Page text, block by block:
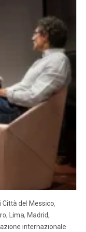
Città del Messico,
Lima, Madrid,
internazionale